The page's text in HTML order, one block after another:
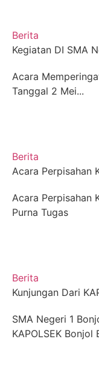
Berita
Kegiatan DI SMA
Acara
Tanggal 2 Mei...
Berita
Acara Perpisahan
Acara Perpisahan
Purna Tugas
Berita
Kunjungan Dari
SMA Negeri 1
KAPOLSEK Bonjol